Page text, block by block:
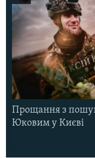
Прощання з
Юковим у Києві